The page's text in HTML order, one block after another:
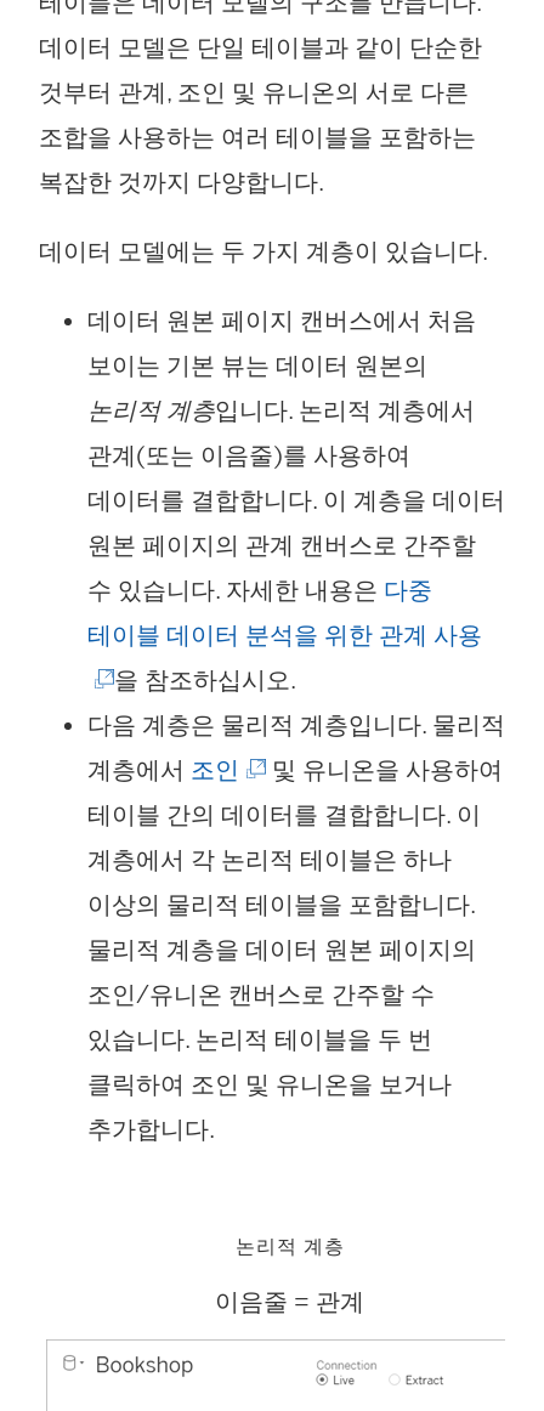
데이터 모델은 단일 테이블과 같이 단순한
것부터 관계, 조인 및 유니온의 서로 다른
조합을 사용하는 여러 테이블을 포함하는
복잡한 것까지 다양합니다.
데이터 모델에는 두 가지 계층이 있습니다.
데이터 원본 페이지 캔버스에서 처음
보이는 기본 뷰는 데이터 원본의
논리적 계층입니다. 논리적 계층에서
관계(또는 이음줄)를 사용하여
데이터를 결합합니다. 이 계층을 데이터
원본 페이지의 관계 캔버스로 간주할
수 있습니다. 자세한 내용은 다중
테이블 데이터 분석을 위한 관계 사용
크
가
을 참조하십시오.
다음 계층은 물리적 계층입니다. 물리적
계층에서 조인 (
링
크
가
새
창
에
서
및 유니온을 사용하여
테이블 간의 데이터를 결합합니다. 이
계층에서 각 논리적 테이블은 하나
이상의 물리적 테이블을 포함합니다.
물리적 계층을 데이터 원본 페이지의
조인/유니온 캔버스로 간주할 수
있습니다. 논리적 테이블을 두 번
클릭하여 조인 및 유니온을 보거나
추가합니다.
논리적 계층
이음줄 = 관계